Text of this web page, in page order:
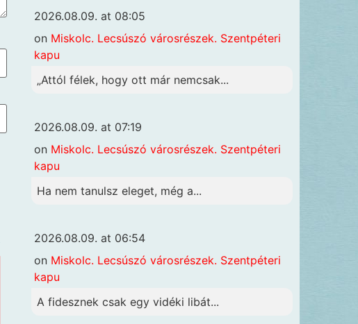
2026.08.09. at 08:05
on Miskolc. Lecsúszó városrészek. Szentpéteri
kapu
„Attól félek, hogy ott már nemcsak...
2026.08.09. at 07:19
on Miskolc. Lecsúszó városrészek. Szentpéteri
kapu
Ha nem tanulsz eleget, még a...
2026.08.09. at 06:54
on Miskolc. Lecsúszó városrészek. Szentpéteri
kapu
A fidesznek csak egy vidéki libát...